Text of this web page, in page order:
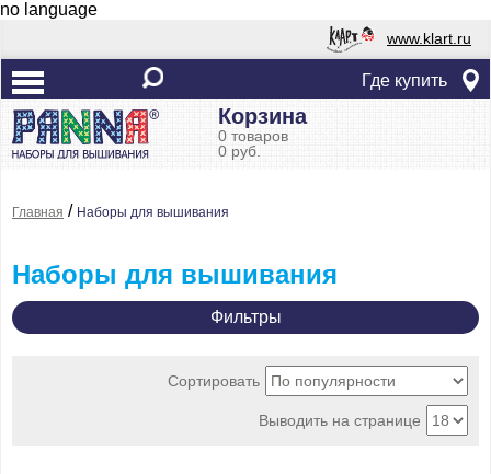
no language
www.klart.ru
Где купить
Корзина
0 товаров
0 руб.
Главная / Наборы для вышивания
Наборы для вышивания
Фильтры
Сортировать
Выводить на странице